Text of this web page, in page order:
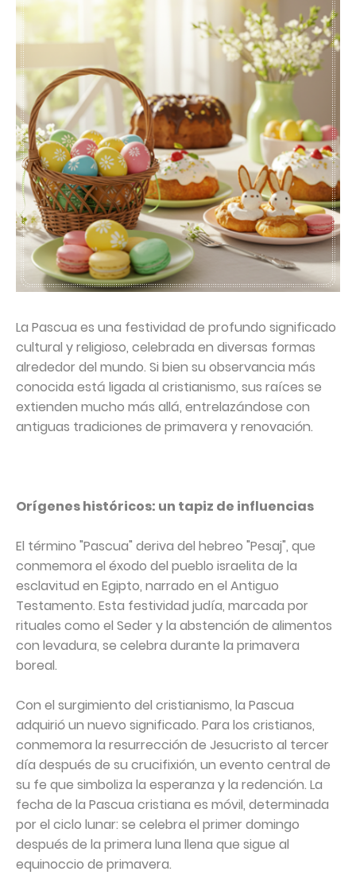
La Pascua es una festividad de profundo significado
cultural y religioso, celebrada en diversas formas
alrededor del mundo. Si bien su observancia más
conocida está ligada al cristianismo, sus raíces se
extienden mucho más allá, entrelazándose con
antiguas tradiciones de primavera y renovación.
Orígenes históricos: un tapiz de influencias
El término "Pascua" deriva del hebreo "Pesaj", que
conmemora el éxodo del pueblo israelita de la
esclavitud en Egipto, narrado en el Antiguo
Testamento. Esta festividad judía, marcada por
rituales como el Seder y la abstención de alimentos
con levadura, se celebra durante la primavera
boreal.
Con el surgimiento del cristianismo, la Pascua
adquirió un nuevo significado. Para los cristianos,
conmemora la resurrección de Jesucristo al tercer
día después de su crucifixión, un evento central de
su fe que simboliza la esperanza y la redención. La
fecha de la Pascua cristiana es móvil, determinada
por el ciclo lunar: se celebra el primer domingo
después de la primera luna llena que sigue al
equinoccio de primavera.